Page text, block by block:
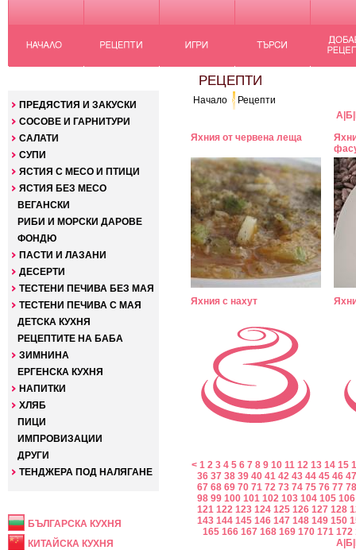
ПРЕДЯСТИЯ И ЗАКУСКИ
СОСОВЕ И ГАРНИТУРИ
САЛАТИ
СУПИ
ЯСТИЯ С МЕСО И ПТИЦИ
ЯСТИЯ БЕЗ МЕСО
ВЕГАНСКИ
РИБИ И МОРСКИ ДАРОВЕ
ФОНДЮ
ПАСТИ И ЛАЗАНИ
ДЕСЕРТИ
ТЕСТЕНИ ПЕЧИВА БЕЗ МАЯ
ТЕСТЕНИ ПЕЧИВА С МАЯ
ДЕТСКА КУХНЯ
РЕЦЕПТИТЕ НА БАБА
ЗИМНИНА
ЕРГЕНСКА КУХНЯ
НАПИТКИ
ХЛЯБ
ПИЦИ
ИМПРОВИЗАЦИИ
ДРУГИ
ТЕНДЖЕРА ПОД НАЛЯГАНЕ
БЪЛГАРСКА КУХНЯ
КИТАЙСКА КУХНЯ
РЕЦЕПТИ
Начало
Рецепти
А Б
Яхния от червена леща
Яхния с нахут
< 1 2 3 4 5 6 7 8 9 10 11 12 13 14 15
36 37 38 39 40 41 42 43 44 45 46 47
67 68 69 70 71 72 73 74 75 76 77 78
98 99 100 101 102 103 104 105 106
121 122 123 124 125 126 127 128
143 144 145 146 147 148 149 150
165 166 167 168 169 170 171 172
А Б